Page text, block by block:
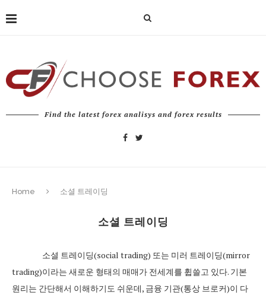
Find the latest forex analisys and forex results
Home 소셜 트레이딩
소셜 트레이딩
소셜 트레이딩(social trading) 또는 미러 트레이딩(mirror
trading)이라는 새로운 형태의 매매가 전세계를 휩쓸고 있다. 기본
원리는 간단해서 이해하기도 쉬운데, 금융 기관(통상 브로커)이 다